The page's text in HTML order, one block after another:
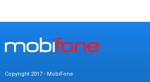
Copyright 2017 - MobiFone